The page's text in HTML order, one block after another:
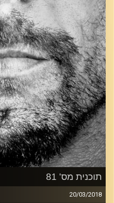
קרדיט תמונות: David Goehring
תוכנית מס' 81
20/03/2018